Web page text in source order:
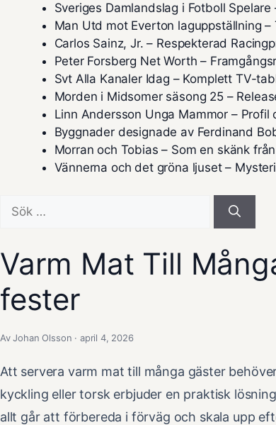
Sveriges Damlandslag i Fotboll Spelare
Man Utd mot Everton laguppställning
Carlos Sainz, Jr. – Respekterad
Peter Forsberg Net Worth –
Svt Alla Kanaler Idag – Komplett TV-
Morden i Midsomer säsong 25 –
Linn Andersson Unga Mammor – Profil
Byggnader designade av Ferdinand
Morran och Tobias – Som en skänk
Vännerna och det gröna ljuset –
efter:
Varm Mat Till
fester
Av Johan Olsson · april 4, 2026
Att servera varm mat till många gäster
kyckling eller torsk erbjuder en praktisk
allt går att förbereda i förväg och skala upp